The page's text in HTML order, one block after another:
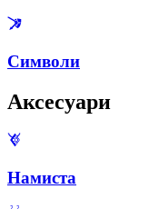
Символи
Аксесуари
Намиста